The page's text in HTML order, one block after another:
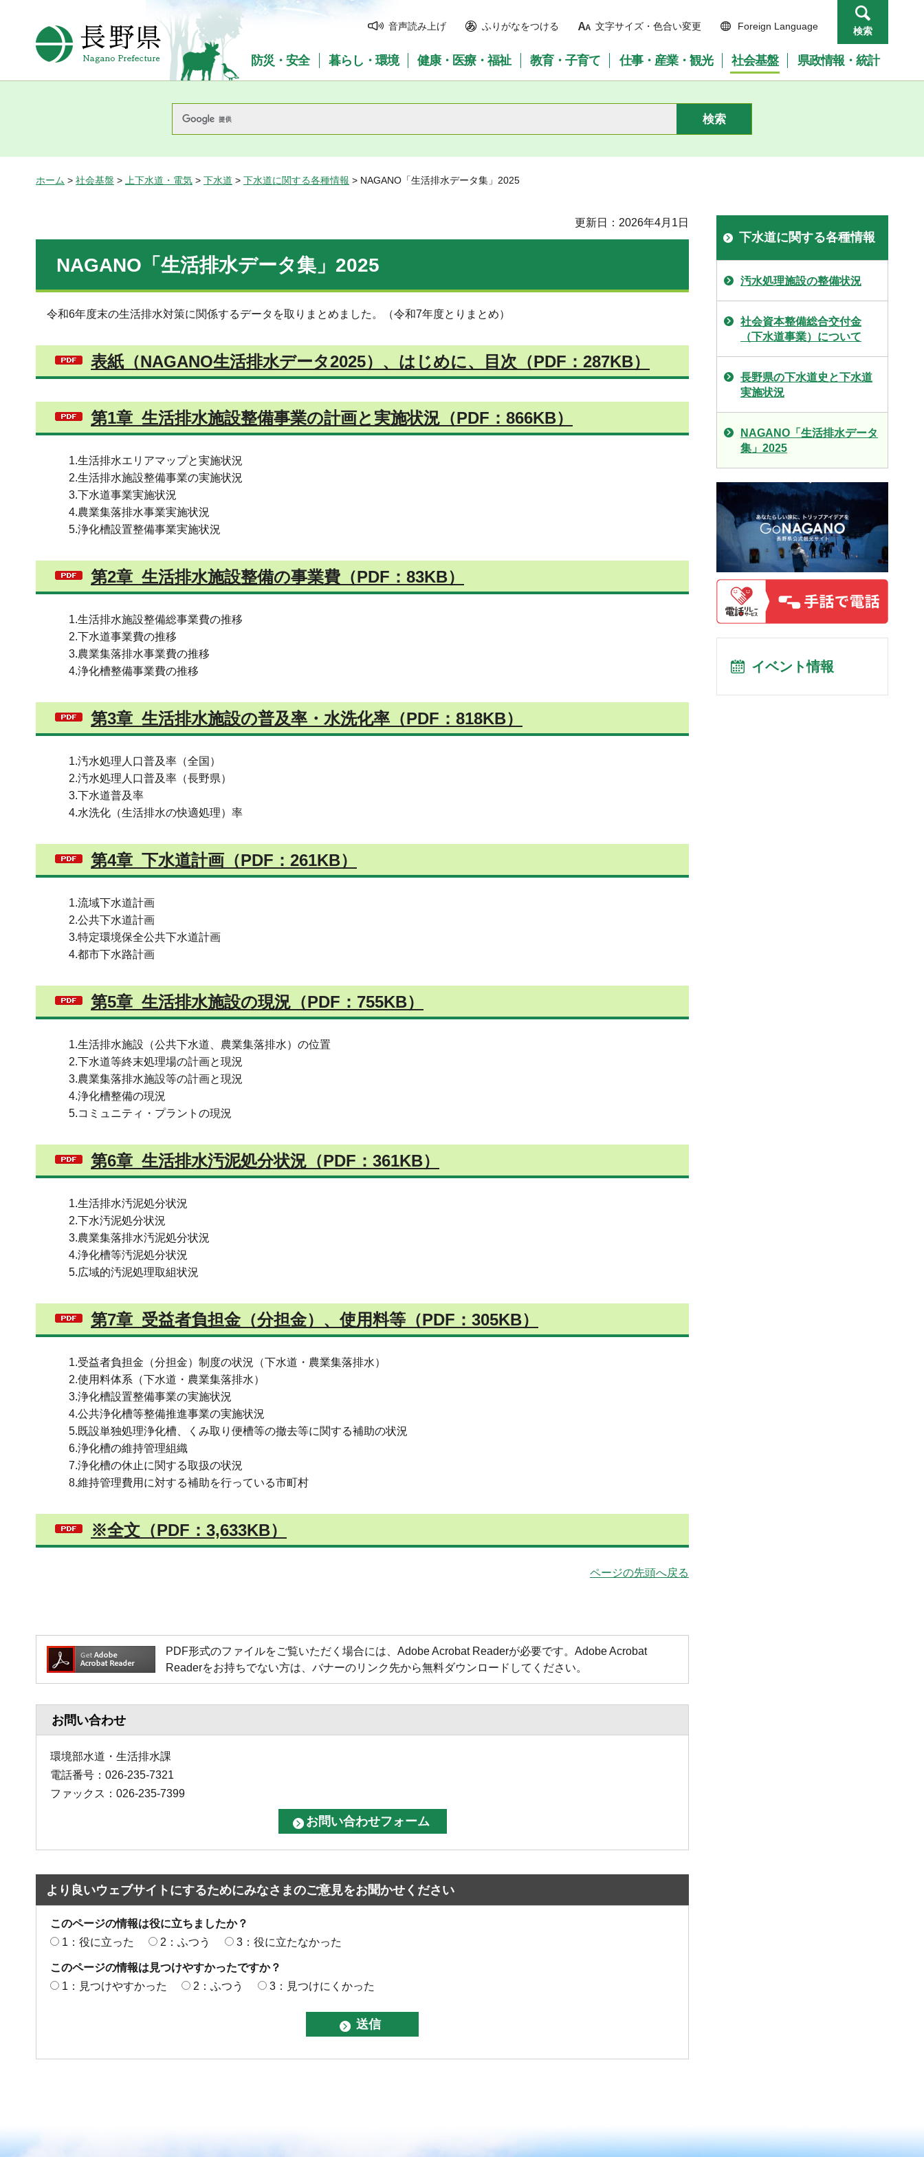
長野県Nagano Prefecture
音声読み上げ ふりがなをつける 文字サイズ・色合い変更 Foreign Language 検索
防災・安全 暮らし・環境 健康・医療・福祉 教育・子育て 仕事・産業・観光 社会基盤 県政情報・統計
ホーム > 社会基盤 > 上下水道・電気 > 下水道 > 下水道に関する各種情報 > NAGANO「生活排水データ集」2025
更新日：2026年4月1日
NAGANO「生活排水データ集」2025
令和6年度末の生活排水対策に関係するデータを取りまとめました。（令和7年度とりまとめ）
表紙（NAGANO生活排水データ2025）、はじめに、目次（PDF：287KB）
第1章_生活排水施設整備事業の計画と実施状況（PDF：866KB）
1.生活排水エリアマップと実施状況
2.生活排水施設整備事業の実施状況
3.下水道事業実施状況
4.農業集落排水事業実施状況
5.浄化槽設置整備事業実施状況
第2章_生活排水施設整備の事業費（PDF：83KB）
1.生活排水施設整備総事業費の推移
2.下水道事業費の推移
3.農業集落排水事業費の推移
4.浄化槽整備事業費の推移
第3章_生活排水施設の普及率・水洗化率（PDF：818KB）
1.汚水処理人口普及率（全国）
2.汚水処理人口普及率（長野県）
3.下水道普及率
4.水洗化（生活排水の快適処理）率
第4章_下水道計画（PDF：261KB）
1.流域下水道計画
2.公共下水道計画
3.特定環境保全公共下水道計画
4.都市下水路計画
第5章_生活排水施設の現況（PDF：755KB）
1.生活排水施設（公共下水道、農業集落排水）の位置
2.下水道等終末処理場の計画と現況
3.農業集落排水施設等の計画と現況
4.浄化槽整備の現況
5.コミュニティ・プラントの現況
第6章_生活排水汚泥処分状況（PDF：361KB）
1.生活排水汚泥処分状況
2.下水汚泥処分状況
3.農業集落排水汚泥処分状況
4.浄化槽等汚泥処分状況
5.広域的汚泥処理取組状況
第7章_受益者負担金（分担金）、使用料等（PDF：305KB）
1.受益者負担金（分担金）制度の状況（下水道・農業集落排水）
2.使用料体系（下水道・農業集落排水）
3.浄化槽設置整備事業の実施状況
4.公共浄化槽等整備推進事業の実施状況
5.既設単独処理浄化槽、くみ取り便槽等の撤去等に関する補助の状況
6.浄化槽の維持管理組織
7.浄化槽の休止に関する取扱の状況
8.維持管理費用に対する補助を行っている市町村
※全文（PDF：3,633KB）
ページの先頭へ戻る
PDF形式のファイルをご覧いただく場合には、Adobe Acrobat Readerが必要です。Adobe Acrobat
Readerをお持ちでない方は、バナーのリンク先から無料ダウンロードしてください。
お問い合わせ
環境部水道・生活排水課
電話番号：026-235-7321
ファックス：026-235-7399
より良いウェブサイトにするためにみなさまのご意見をお聞かせください
このページの情報は役に立ちましたか？
1：役に立った
2：ふつう 3：役に立たなかった
このページの情報は見つけやすかったですか？
1：見つけやすかった
2：ふつう 3：見つけにくかった
下水道に関する各種情報
汚水処理施設の整備状況
社会資本整備総合交付金
（下水道事業）について
長野県の下水道史と下水道
実施状況
NAGANO「生活排水データ
集」2025
イベント情報